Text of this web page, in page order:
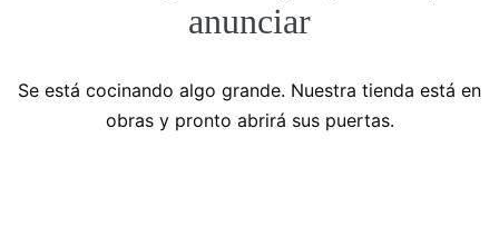
anunciar
Se está cocinando algo grande. Nuestra tienda está en
obras y pronto abrirá sus puertas.